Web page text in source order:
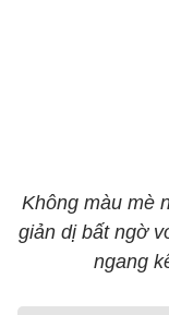
Không màu mè
giản dị bất ngờ
ngang